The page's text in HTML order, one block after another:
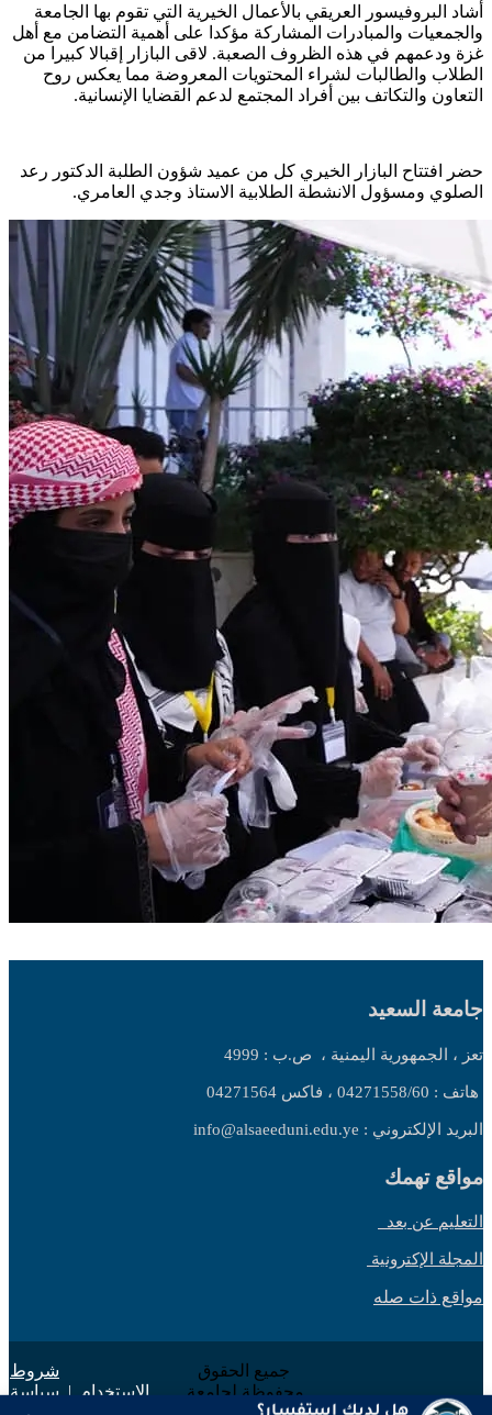
أشاد البروفيسور العريقي بالأعمال الخيرية التي تقوم بها الجامعة
والجمعيات والمبادرات المشاركة مؤكدا على أهمية التضامن مع أهل
غزة ودعمهم في هذه الظروف الصعبة. لاقى البازار إقبالا كبيرا من
الطلاب والطالبات لشراء المحتويات المعروضة مما يعكس روح
التعاون والتكاتف بين أفراد المجتمع لدعم القضايا الإنسانية.
حضر افتتاح البازار الخيري كل من عميد شؤون الطلبة الدكتور رعد
الصلوي ومسؤول الانشطة الطلابية الاستاذ وجدي العامري.
جامعة السعيد
تعز ، الجمهورية اليمنية ، ص.ب : 4999
هاتف : 04271558/60 ، فاكس 04271564
البريد الإلكتروني : info@alsaeeduni.edu.ye
مواقع تهمك
التعليم عن بعد
المجلة الإكترونية
مواقع ذات صله
جميع الحقوق
محفوظة لجامعة
شروط
الاستخدام
| سياسة